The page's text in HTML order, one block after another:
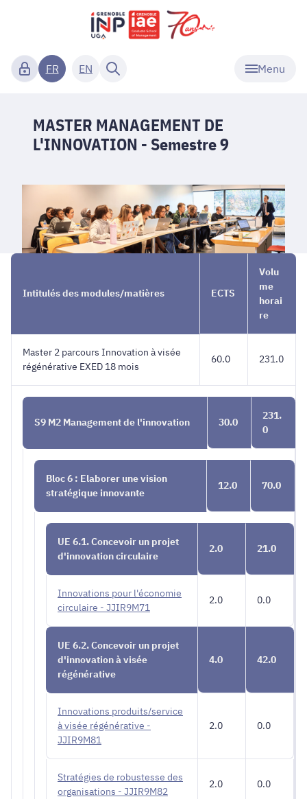
Menu
FR EN
MASTER MANAGEMENT DE
L'INNOVATION - Semestre 9
1 et 2
DE
9
Intitulés des modules/matières ECTS
Volu
me
horai
re
Master 2 parcours Innovation à visée
régénérative EXED 18 mois
60.0 231.0
S9 M2 Management de l'innovation 30.0
231.
0
Bloc 6 : Elaborer une vision
stratégique innovante
12.0 70.0
UE 6.1. Concevoir un projet
d'innovation circulaire
2.0 21.0
Innovations pour l'économie
circulaire - JJIR9M71
2.0 0.0
UE 6.2. Concevoir un projet
d'innovation à visée
régénérative
4.0 42.0
Innovations produits/service
à visée régénérative -
JJIR9M81
2.0 0.0
Stratégies de robustesse des
organisations - JJIR9M82
2.0 0.0